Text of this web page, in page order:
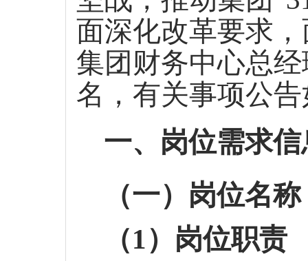
面深化改革要求，
集团财务中心总
名 ，有关事项公
一、岗位需求信
（一）岗位名
（1）岗位职责